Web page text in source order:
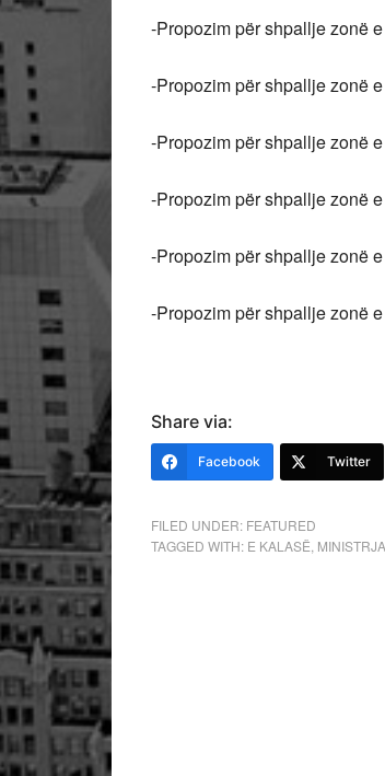
-Propozim për shpallje zonë
-Propozim për shpallje zonë
-Propozim për shpallje zonë
-Propozim për shpallje zonë
-Propozim për shpallje zonë
-Propozim për shpallje zonë
Share via:
Facebook Twitter
FILED UNDER: FEATURED
TAGGED WITH: E KALASË